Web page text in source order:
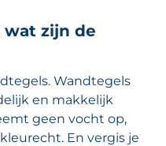
wat zijn de
Wandtegels
en makkelijk
geen vocht op,
En vergis je